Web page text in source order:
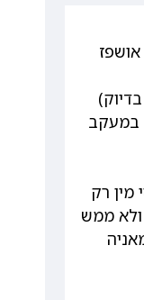
כשבוע הוא סיפר לי כי לפני 4 שנים אושפז
במעקב
מין רק
ולא ממש